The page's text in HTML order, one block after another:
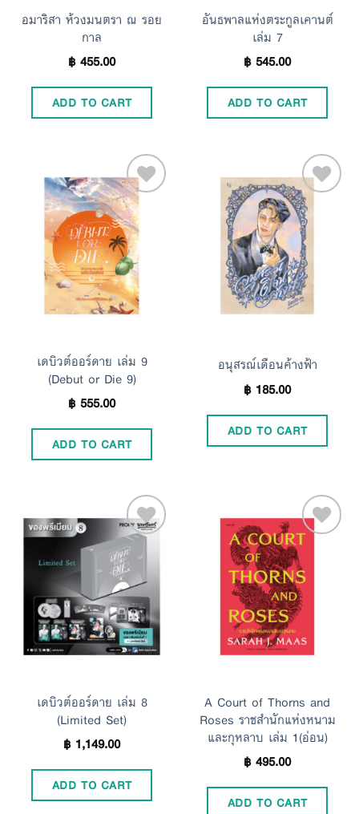
อมาริสา ห้วงมนตรา ณ รอย
กาล
฿455.00
ADD TO CART
อันธพาลแห่งตระกูลเคานต์
เล่ม 7
฿545.00
ADD TO CART
Add to
Wishlist
เดบิวต์ออร์ดาย เล่ม 9
(Debut or Die 9)
฿555.00
ADD TO CART
Wishlist
อนุสรณ์เดือนค้างฟ้า
฿185.00
ADD TO CART
Add to
Wishlist
เดบิวต์ออร์ดาย เล่ม 8
(Limited Set)
฿1,149.00
ADD TO CART
A Court of Thorns and
Roses ราชสำนักแห่งหนาม
และกุหลาบ เล่ม 1(อ่อน)
฿495.00
ADD TO CART